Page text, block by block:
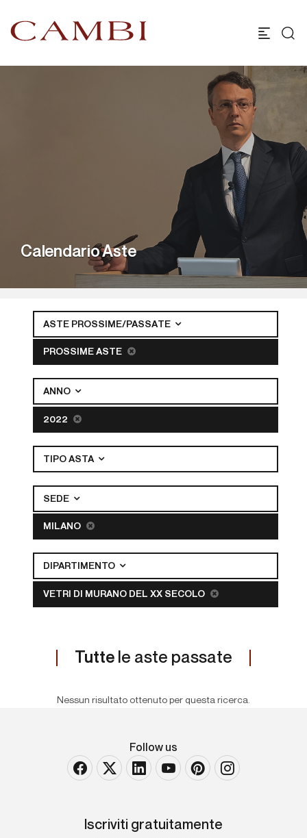
Calendario Aste
ASTE PROSSIME/PASSATE
PROSSIME ASTE
ANNO
2022
TIPO ASTA
SEDE
MILANO
DIPARTIMENTO
VETRI DI MURANO DEL XX SECOLO
Tutte le aste passate
Nessun risultato ottenuto per questa ricerca.
Follow us
Iscriviti gratuitamente